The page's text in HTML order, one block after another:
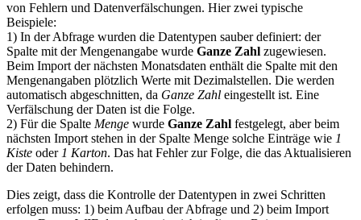
von Fehlern und Datenverfälschungen. Hier zwei typische
Beispiele:
1) In der Abfrage wurden die Datentypen sauber definiert: der
Spalte mit der Mengenangabe wurde Ganze Zahl zugewiesen.
Beim Import der nächsten Monatsdaten enthält die Spalte mit den
Mengenangaben plötzlich Werte mit Dezimalstellen. Die werden
automatisch abgeschnitten, da Ganze Zahl eingestellt ist. Eine
Verfälschung der Daten ist die Folge.
2) Für die Spalte Menge wurde Ganze Zahl festgelegt, aber beim
nächsten Import stehen in der Spalte Menge solche Einträge wie 1
Kiste oder 1 Karton. Das hat Fehler zur Folge, die das Aktualisieren
der Daten behindern.
Dies zeigt, dass die Kontrolle der Datentypen in zwei Schritten
erfolgen muss: 1) beim Aufbau der Abfrage und 2) beim Import